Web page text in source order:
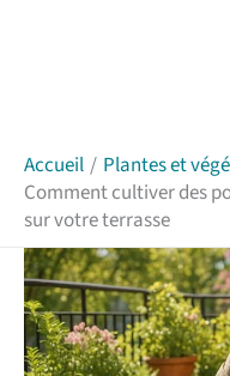
Accueil
Plantes et
Comment cultiver des
sur votre terrasse